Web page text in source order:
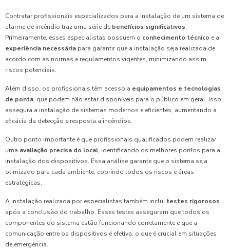
Contratar profissionais especializados para a instalação de um sistema de
alarme de incêndio traz uma série de benefícios significativos.
Primeiramente, esses especialistas possuem o conhecimento técnico e a
experiência necessária para garantir que a instalação seja realizada de
acordo com as normas e regulamentos vigentes, minimizando assim
riscos potenciais.
Além disso, os profissionais têm acesso a equipamentos e tecnologias
de ponta, que podem não estar disponíveis para o público em geral. Isso
assegura a instalação de sistemas modernos e eficientes, aumentando a
eficácia da detecção e resposta a incêndios.
Outro ponto importante é que profissionais qualificados podem realizar
uma avaliação precisa do local, identificando os melhores pontos para a
instalação dos dispositivos. Essa análise garante que o sistema seja
otimizado para cada ambiente, cobrindo todos os riscos e áreas
estratégicas.
A instalação realizada por especialistas também inclui testes rigorosos
após a conclusão do trabalho. Esses testes asseguram que todos os
componentes do sistema estão funcionando corretamente e que a
comunicação entre os dispositivos é efetiva, o que é crucial em situações
de emergência.